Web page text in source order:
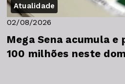
Atualidade
02/08/2026
Mega Sena acumula e
100 milhões neste